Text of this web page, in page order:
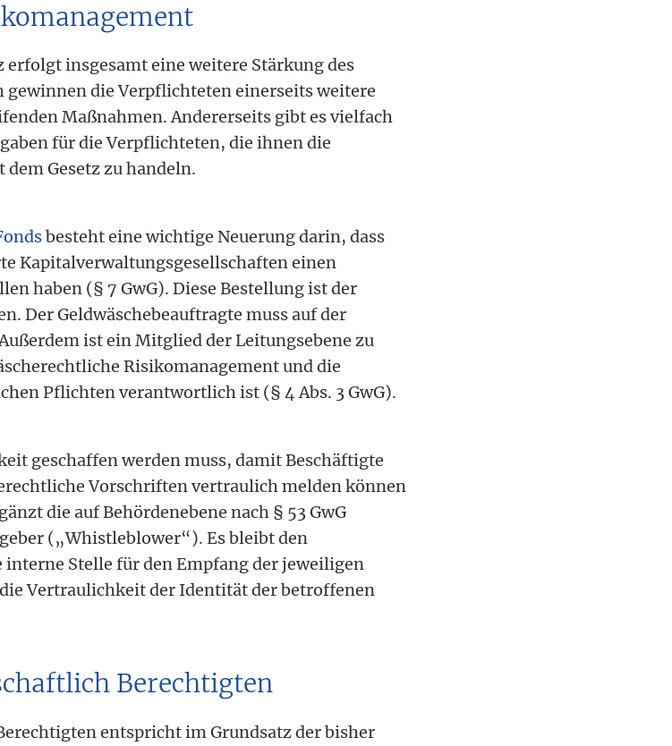
erfolgt insgesamt eine weitere Stärkung des
gewinnen die Verpflichteten einerseits weitere
Maßnahmen. Andererseits gibt es vielfach
für die Verpflichteten, die ihnen die
Gesetz zu handeln.
besteht eine wichtige Neuerung darin, dass
Kapitalverwaltungsgesellschaften einen
haben (§ 7 GwG). Diese Bestellung ist der
Der Geldwäschebeauftragte muss auf der
ist ein Mitglied der Leitungsebene zu
Risikomanagement und die
Pflichten verantwortlich ist (§ 4 Abs. 3 GwG).
geschaffen werden muss, damit Beschäftigte
Vorschriften vertraulich melden können
die auf Behördenebene nach § 53 GwG
(„Whistleblower“). Es bleibt den
Stelle für den Empfang der jeweiligen
Vertraulichkeit der Identität der betroffenen
Berechtigten
entspricht im Grundsatz der bisher